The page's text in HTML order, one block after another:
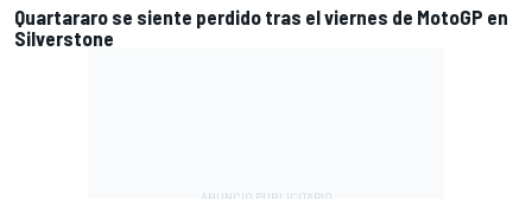
Quartararo se siente perdido tras el viernes de MotoGP en
Silverstone